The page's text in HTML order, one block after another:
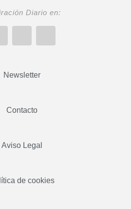
Diario en:
Newsletter
Contacto
Aviso Legal
de cookies